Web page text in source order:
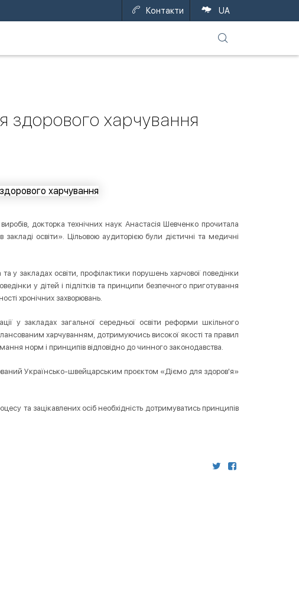
UA
Контакти
здорового харчування
докторка технічних наук Анастасія Шевченко прочитала
освіти». Цільовою аудиторією були дієтичні та медичні
у закладах освіти, профілактики порушень харчової поведінки
у дітей і підлітків та принципи безпечного приготування
хронічних захворювань.
у закладах загальної середньої освіти реформи шкільного
харчуванням, дотримуючись високої якості та правил
норм і принципів відповідно до чинного законодавства.
Українсько-швейцарським проєктом «Діємо для здоров'я»
та зацікавлених осіб необхідність дотримуватись принципів